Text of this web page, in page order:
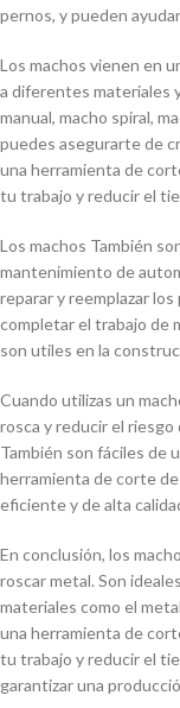
pernos, y pueden
Los machos vienen en
a diferentes materiales
manual, macho spiral,
puedes asegurarte de
una herramienta de
tu trabajo y reducir el
Los machos También
mantenimiento de
reparar y reemplazar
completar el trabajo de
son utiles en la
Cuando utilizas un
rosca y reducir el riesgo
También son fáciles de
herramienta de corte
eficiente y de alta
En conclusión, los
roscar metal. Son
materiales como el
una herramienta de
tu trabajo y reducir el
garantizar una